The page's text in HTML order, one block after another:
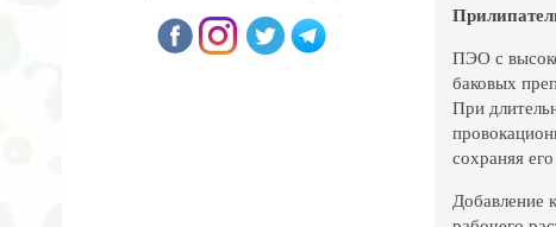
ПЭО с
баковых
При
сохраняя
Добавление